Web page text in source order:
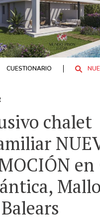
CUESTIONARIO
chalet
en